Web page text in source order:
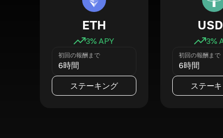
ETH
3% APY
初回の報酬まで
6時間
ステーキング
3%
初回の報酬まで
6時間
ステー